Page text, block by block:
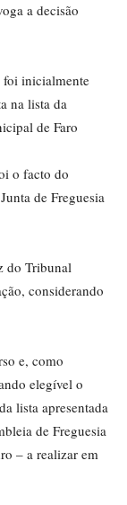
a decisão
inicialmente
na lista da
de Faro
o facto do
de Freguesia
do Tribunal
considerando
e, como
elegível o
lista apresentada
de Freguesia
– a realizar em